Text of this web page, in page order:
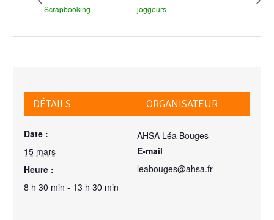
Scrapbooking
joggeurs
DÉTAILS
Date :
15 mars
Heure :
8 h 30 min - 13 h 30 min
ORGANISATEUR
AHSA Léa Bouges
E-mail
leabouges@ahsa.fr